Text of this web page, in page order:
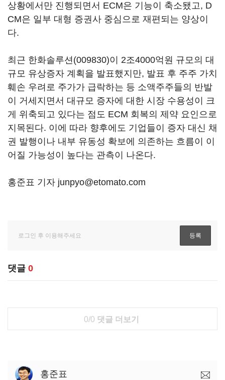
상황에서만 진행되면서 ECM은 기능이 축소됐고, D
CM은 일부 대형 증권사 중심으로 재편되는 양상이
다.
최근 한화솔루션(009830)이 2조4000억원 규모의 대
규모 유상증자 계획을 발표했지만, 발표 후 주주 가치
훼손 우려로 주가가 급락하는 등 소액주주들의 반발
이 거세지면서 대규모 증자에 대한 시장 수용성이 크
게 위축되고 있다는 점도 ECM 회복의 제약 요인으로
지목된다. 이에 따라 향후에도 기업들이 증자 대신 채
권 발행이나 내부 유동성 확보에 의존하는 흐름이 이
어질 가능성이 높다는 관측이 나온다.
홍준표 기자 junpyo@etomato.com
댓글 0
0/0 댓글 더보기
홍준표